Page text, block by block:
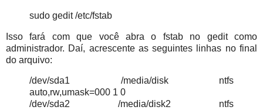
sudo gedit /etc/fstab
Isso fará com que você abra o fstab no gedit como
administrador. Daí, acrescente as seguintes linhas no final
do arquivo:
/dev/sda1 /media/disk ntfs
auto,rw,umask=000 1 0
/dev/sda2 /media/disk2 ntfs